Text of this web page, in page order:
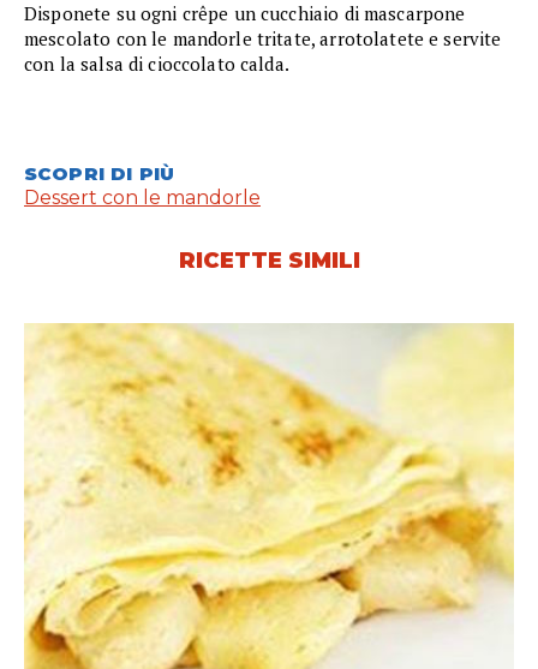
Disponete su ogni crêpe un cucchiaio di mascarpone
mescolato con le mandorle tritate, arrotolatete e servite
con la salsa di cioccolato calda.
SCOPRI DI PIÙ
Dessert con le mandorle
RICETTE SIMILI